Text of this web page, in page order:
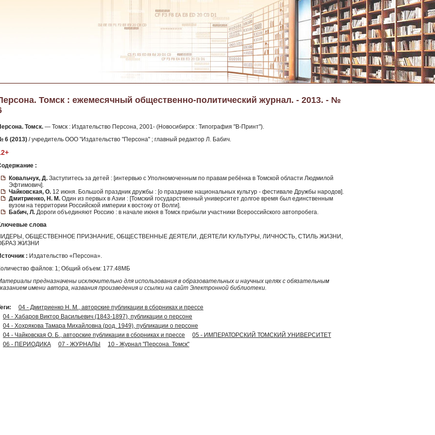
Томск : ежемесячный общественно-политический журнал. - 2013. - №
Томск. — Томск : Издательство Персона, 2001- (Новосибирск : Типография "В-Принт").
6 (2013) / учредитель ООО "Издательство "Персона" ; главный редактор Л. Бабич.
:
Ковальчук, Д. Заступитесь за детей : [интервью с Уполномоченным по правам ребёнка в Томской области Людмилой
Эфтимович].
Чайковская, О. 12 июня. Большой праздник дружбы : [о празднике национальных культур - фестивале Дружбы народов].
Дмитриенко, Н. М. Один из первых в Азии : [Томский государственный университет долгое время был единственным
вузом на территории Российской империи к востоку от Волги].
Бабич, Л. Дороги объединяют Россию : в начале июня в Томск прибыли участники Всероссийского автопробега.
слова
ОБЩЕСТВЕННОЕ ПРИЗНАНИЕ, ОБЩЕСТВЕННЫЕ ДЕЯТЕЛИ, ДЕЯТЕЛИ КУЛЬТУРЫ, ЛИЧНОСТЬ, СТИЛЬ ЖИЗНИ,
ЖИЗНИ
: Издательство «Персона».
файлов: 1; Общий объем: 177.48МБ
предназначены исключительно для использования в образовательных и научных целях с обязательным
имени автора, названия произведения и ссылки на сайт Электронной библиотеки.
04 - Дмитриенко Н. М., авторские публикации в сборниках и прессе
04 - Хабаров Виктор Васильевич (1843-1897), публикации о персоне
04 - Хохрякова Тамара Михайловна (род. 1949), публикации о персоне
04 - Чайковская О. Б., авторские публикации в сборниках и прессе
05 - ИМПЕРАТОРСКИЙ ТОМСКИЙ УНИВЕРСИТЕТ
06 - ПЕРИОДИКА
07 - ЖУРНАЛЫ 10 - Журнал "Персона. Томск"